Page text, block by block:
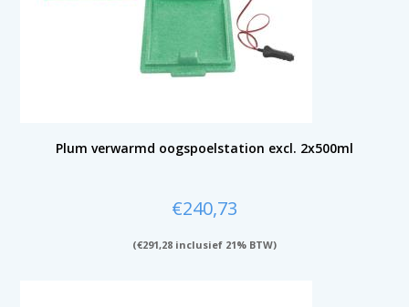
Plum verwarmd oogspoelstation excl. 2x500ml
€240,73
(€291,28 inclusief 21% BTW)